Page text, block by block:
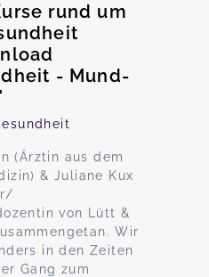
rund um
- Mund-
(Ärztin aus dem
& Juliane Kux
von Lütt &
Wir
in den Zeiten
Gang zum